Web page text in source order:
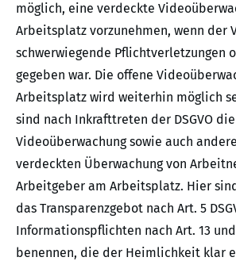
möglich, eine verdeckte
Arbeitsplatz vorzunehmen, wenn der
schwerwiegende Pflichtverletzungen
gegeben war. Die offene
Arbeitsplatz wird weiterhin möglich
sind nach Inkrafttreten der DSGVO
Videoüberwachung sowie auch
verdeckten Überwachung von
Arbeitgeber am Arbeitsplatz. Hier
das Transparenzgebot nach Art. 5
Informationspflichten nach Art. 13 und
benennen, die der Heimlichkeit klar